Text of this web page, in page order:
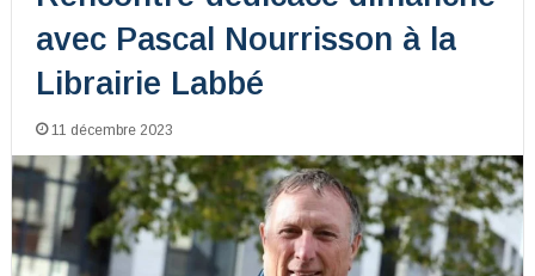
avec Pascal Nourrisson à la
Librairie Labbé
11 décembre 2023